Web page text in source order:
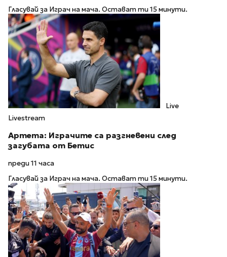
Гласувай за Играч на мача. Остават ти 15 минути.
Live
Livestream
Артета: Играчите са разгневени след
загубата от Бетис
преди 11 часа
Гласувай за Играч на мача. Остават ти 15 минути.